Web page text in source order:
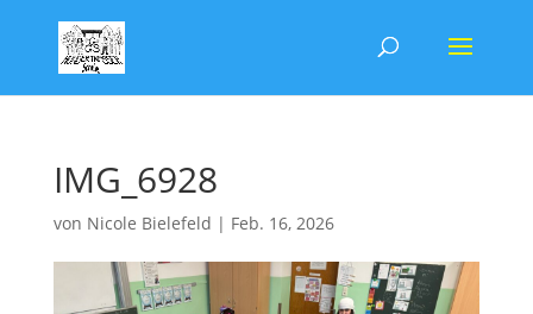
IMG_6928
von Nicole Bielefeld | Feb. 16, 2026